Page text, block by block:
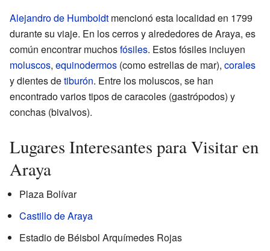
Alejandro de Humboldt mencionó esta localidad en 1799
durante su viaje. En los cerros y alrededores de Araya, es
común encontrar muchosfósiles. Estos fósiles incluyen
moluscos, equinodermos (como estrellas de mar), corales
y dientes detiburón. Entre los moluscos, se han
encontrado varios tipos de caracoles (gastrópodos) y
conchas (bivalvos).
Lugares Interesantes para Visitar en
Araya
Plaza Bolívar
Castillo de Araya
Estadio de Béisbol Arquímedes Rojas